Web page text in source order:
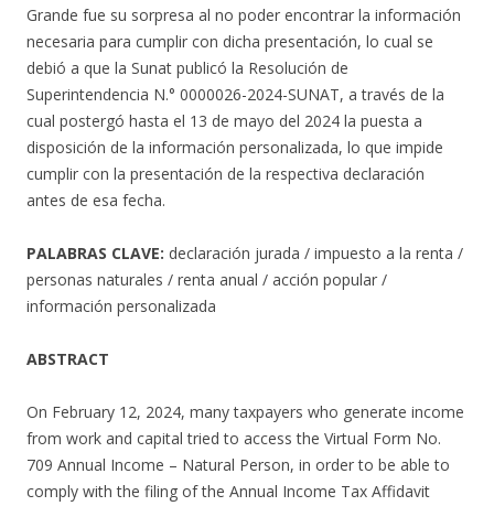
Grande fue su sorpresa al no poder encontrar la información
necesaria para cumplir con dicha presentación, lo cual se
debió a que la Sunat publicó la Resolución de
Superintendencia N.° 0000026-2024-SUNAT, a través de la
cual postergó hasta el 13 de mayo del 2024 la puesta a
disposición de la información personalizada, lo que impide
cumplir con la presentación de la respectiva declaración
antes de esa fecha.
PALABRAS CLAVE: declaración jurada / impuesto a la renta /
personas naturales / renta anual / acción popular /
información personalizada
ABSTRACT
On February 12, 2024, many taxpayers who generate income
from work and capital tried to access the Virtual Form No.
709 Annual Income – Natural Person, in order to be able to
comply with the filing of the Annual Income Tax Affidavit